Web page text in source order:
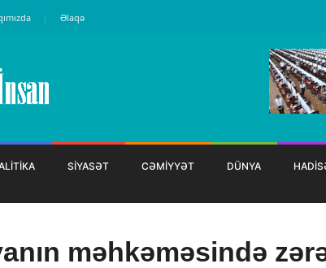
Əlaqə
SİYASƏT CƏMİYYƏT DÜNYA
məhkəməsində